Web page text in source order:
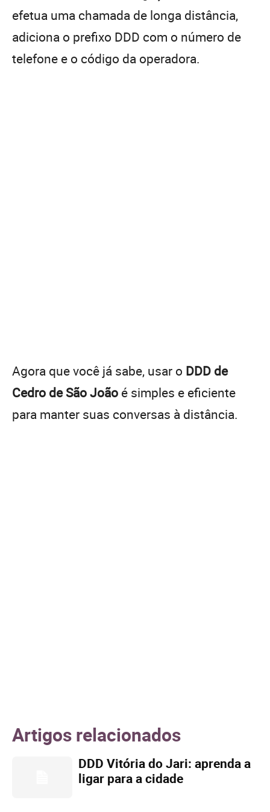
efetua uma chamada de longa distância,
adiciona o prefixo DDD com o número de
telefone e o código da operadora.
Agora que você já sabe, usar o DDD de
Cedro de São João é simples e eficiente
para manter suas conversas à distância.
Artigos relacionados
DDD Vitória do Jari: aprenda a
ligar para a cidade